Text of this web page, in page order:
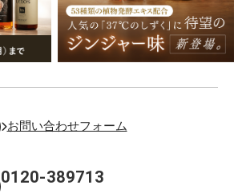
お問い合わせフォーム
0120-389713